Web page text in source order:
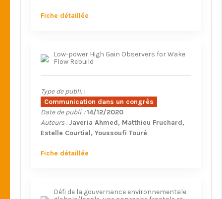
Fiche détaillée
Low-power High Gain Observers for Wake
Flow Rebuild
Type de publi. :
Communication dans un congrès
Date de publi. :14/12/2020
Auteurs : Javeria Ahmed Matthieu Fruchard
Estelle Courtial Youssoufi Touré
Fiche détaillée
Défi de la gouvernance environnementale